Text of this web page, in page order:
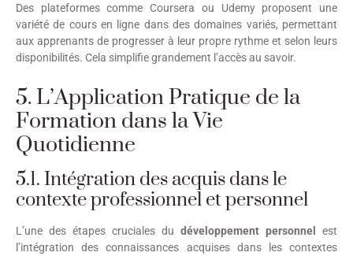
Des plateformes comme Coursera ou Udemy proposent une
variété de cours en ligne dans des domaines variés, permettant
aux apprenants de progresser à leur propre rythme et selon leurs
disponibilités. Cela simplifie grandement l’accès au savoir.
5. L’Application Pratique de la
Formation dans la Vie
Quotidienne
5.1. Intégration des acquis dans le
contexte professionnel et personnel
L’une des étapes cruciales du développement personnel
est
l’intégration des connaissances acquises dans les contextes